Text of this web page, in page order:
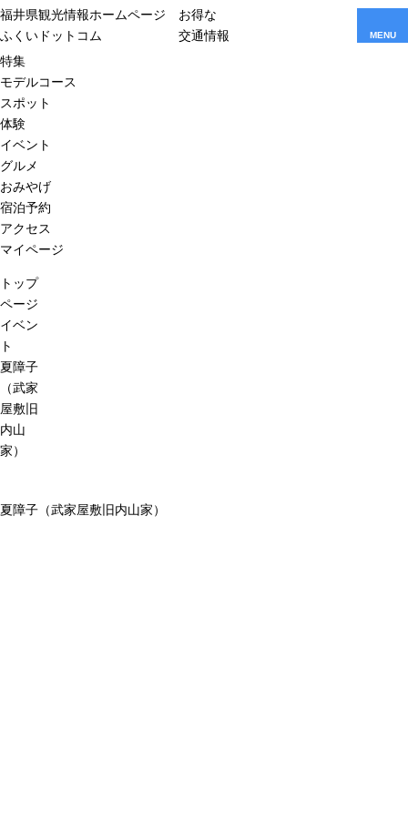
福井県観光情報ホームページ
ふくいドットコム
お得な
交通情報
MENU
特集
モデルコース
スポット
体験
イベント
グルメ
おみやげ
宿泊予約
アクセス
マイページ
トップ
ページ
イベン
ト
夏障子
（武家
屋敷旧
内山
家）
夏障子（武家屋敷旧内山家）